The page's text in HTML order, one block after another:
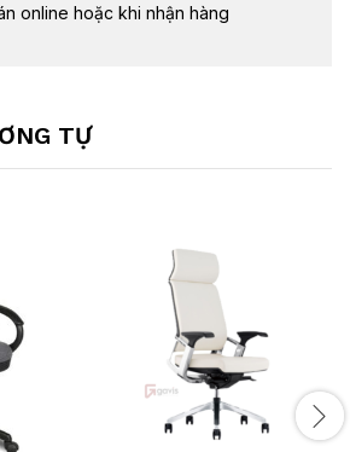
online hoặc khi nhận hàng
TỰ